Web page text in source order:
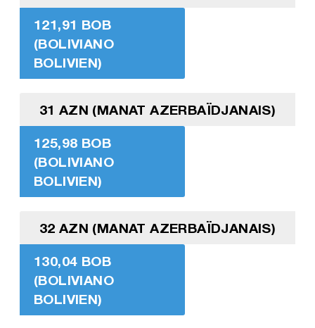
121,91 BOB
(BOLIVIANO
BOLIVIEN)
31 AZN (MANAT AZERBAÏDJANAIS)
125,98 BOB
(BOLIVIANO
BOLIVIEN)
32 AZN (MANAT AZERBAÏDJANAIS)
130,04 BOB
(BOLIVIANO
BOLIVIEN)